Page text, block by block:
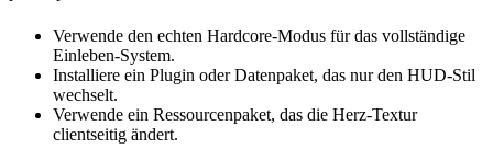
Verwende den echten Hardcore-Modus für das vollständige
Einleben-System.
Installiere ein Plugin oder Datenpaket, das nur den HUD-Stil
wechselt.
Verwende ein Ressourcenpaket, das die Herz-Textur
clientseitig ändert.